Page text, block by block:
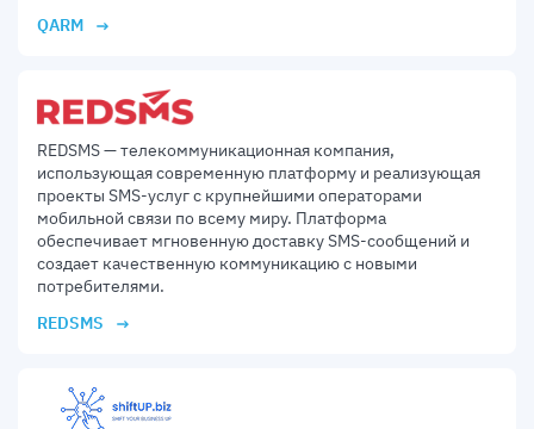
QARM
REDSMS — телекоммуникационная компания,
использующая современную платформу и реализующая
проекты SMS-услуг с крупнейшими операторами
мобильной связи по всему миру. Платформа
обеспечивает мгновенную доставку SMS-сообщений и
создает качественную коммуникацию с новыми
потребителями.
REDSMS